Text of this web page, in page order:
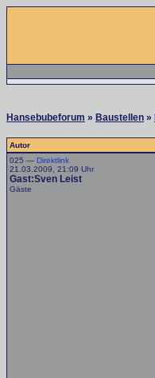
Hansebubeforum » Baustellen »
Autor
025 — Direktlink
21.03.2009, 21:09 Uhr
Gast:Sven Leist
Gäste